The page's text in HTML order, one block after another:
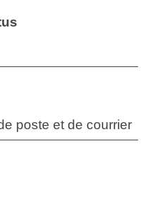
poste et de courrier